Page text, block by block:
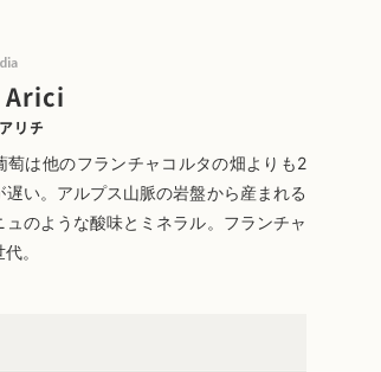
リチ
萄は他のフランチャコルタの畑よりも2
遅い。アルプス山脈の岩盤から産まれる
ュのような酸味とミネラル。フランチャ
。